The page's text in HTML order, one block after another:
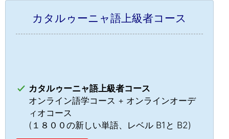
カタルゥーニャ語上級者コース
カタルゥーニャ語上級者コース
オンライン語学コース + オンラインオーデ
ィオコース
(１８００の新しい単語、レベル B1と B2)